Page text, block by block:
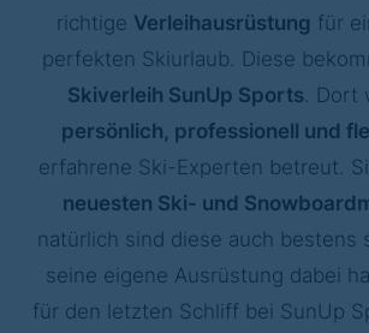
richtige Verleihausrüstung für
perfekten Skiurlaub. Diese
Skiverleih SunUp Sports. Dort
persönlich, professionell und
erfahrene Ski-Experten betreut.
neuesten Ski- und
natürlich sind diese auch bestens
seine eigene Ausrüstung dabei
für den letzten Schliff bei SunUp